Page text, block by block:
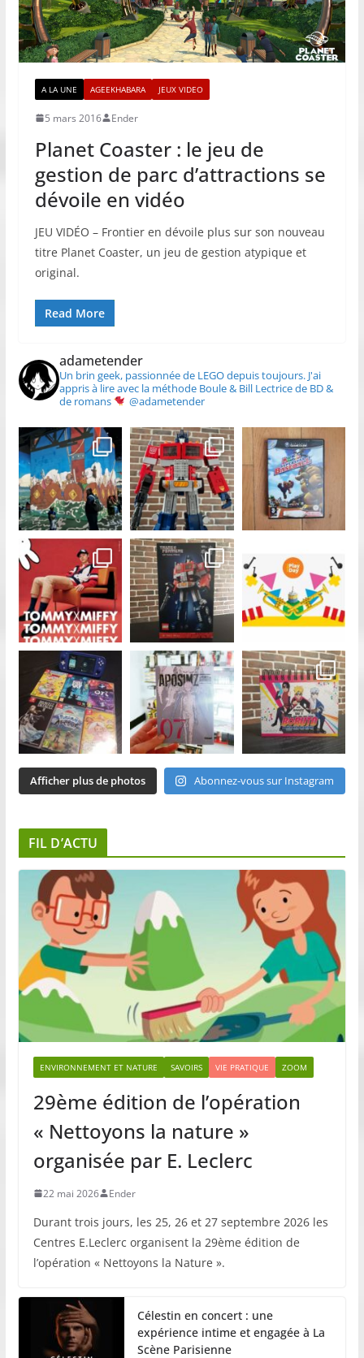
A LA UNE AGEEKHABARA JEUX VIDEO
5 mars 2016 Ender
Planet Coaster : le jeu de
gestion de parc d’attractions se
dévoile en vidéo
JEU VIDÉO – Frontier en dévoile plus sur son nouveau
titre Planet Coaster, un jeu de gestion atypique et
original.
Read More
adametender
Un brin geek, passionnée de LEGO depuis toujours.J'ai
appris à lire avec la méthode Boule & Bill Lectrice de BD &
de romans
@adametender
Afficher plus de photos Abonnez-vous sur Instagram
FIL D’ACTU
ENVIRONNEMENT ET NATURE SAVOIRS VIE PRATIQUE ZOOM
29ème édition de l’opération
« Nettoyons la nature »
organisée par E. Leclerc
22 mai 2026 Ender
Durant trois jours, les 25, 26 et 27 septembre 2026 les
Centres E.Leclerc organisent la 29ème édition de
l’opération « Nettoyons la Nature ».
Célestin en concert : une
expérience intime et engagée à La
Scène Parisienne